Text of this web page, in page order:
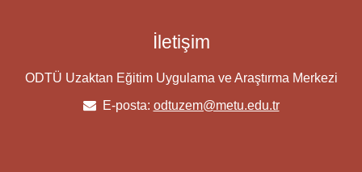
İletişim
ODTÜ Uzaktan Eğitim Uygulama ve Araştırma Merkezi
E-posta: odtuzem@metu.edu.tr